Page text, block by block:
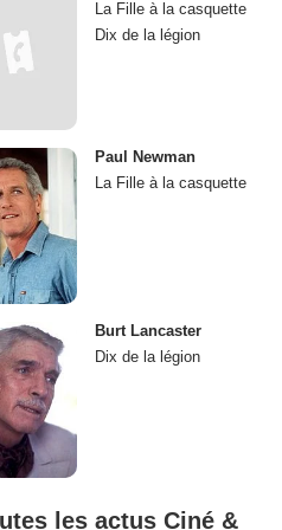
La Fille à la casquette
Dix de la légion
Paul Newman
La Fille à la casquette
Burt Lancaster
Dix de la légion
les actus Ciné &